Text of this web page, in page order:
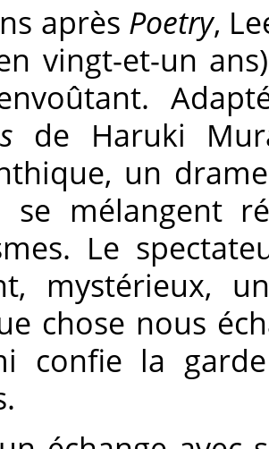
après Poetry,
vingt-et-un
de Haruki
un
se mélangent
Le
mystérieux,
chose nous
confie la